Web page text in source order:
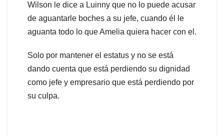
Wilson le dice a Luinny que no lo puede acusar
de aguantarle boches a su jefe, cuando él le
aguanta todo lo que Amelia quiera hacer con el.
Solo por mantener el estatus y no se está
dando cuenta que está perdiendo su dignidad
como jefe y empresario que está perdiendo por
su culpa.